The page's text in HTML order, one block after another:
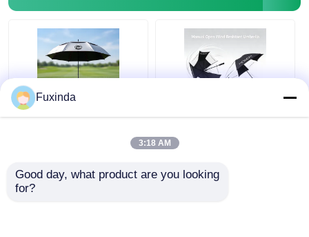
golf Ombrello a prova
Resistant 60 pollici
Grande ombrello
Fuxinda
3:18 AM
Good day, what product are you looking
for?